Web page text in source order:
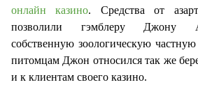
онлайн казино. Средства от
позволили гэмблеру Джону
собственную зоологическую
питомцам Джон относился так же
и к клиентам своего казино.